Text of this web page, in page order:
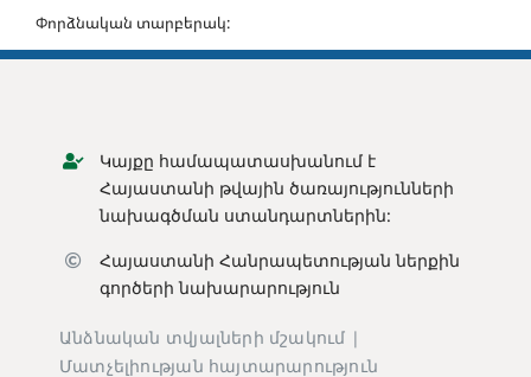
Փորձնական տարբերակ:
Կայքը համապատասխանում է
Հայաստանի թվային ծառայությունների
նախագծման ստանդարտներին:
Հայաստանի Հանրապետության ներքին
գործերի նախարարություն
Անձնական տվյալների մշակում |
Մատչելիության հայտարարություն